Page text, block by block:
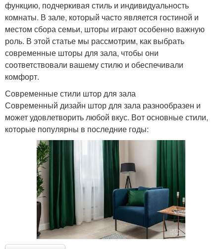
функцию, подчеркивая стиль и индивидуальность
комнаты. В зале, который часто является гостиной и
местом сбора семьи, шторы играют особенно важную
роль. В этой статье мы рассмотрим, как выбрать
современные шторы для зала, чтобы они
соответствовали вашему стилю и обеспечивали
комфорт.
Современные стили штор для зала
Современный дизайн штор для зала разнообразен и
может удовлетворить любой вкус. Вот основные стили,
которые популярны в последние годы: